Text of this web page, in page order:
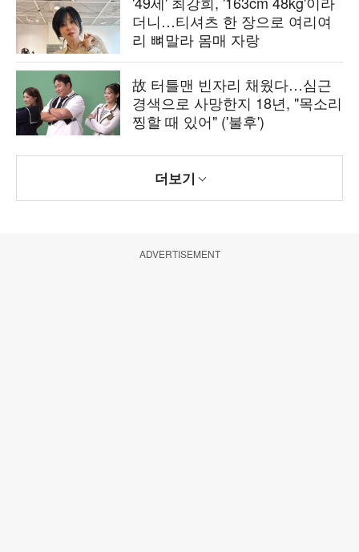
더니…티셔츠 한 장으로 여리여
리 뼈말라 몸매 자랑
故 터틀맨 빈자리 채웠다…심근
경색으로 사망한지 18년, "목소리
찡할 때 있어" ('불후')
더보기
ADVERTISEMENT